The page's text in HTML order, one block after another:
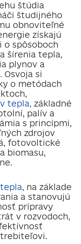
štúdia
študijného
obnoviteľné
získajú
o spôsoboch
šírenia tepla,
plynov a
Osvoja si
o metódach
tepla, základné
palív a
s princípmi,
zdrojov
fotovoltické
biomasu,
, na základe
a stanovujú
prípravy
v rozvodoch,